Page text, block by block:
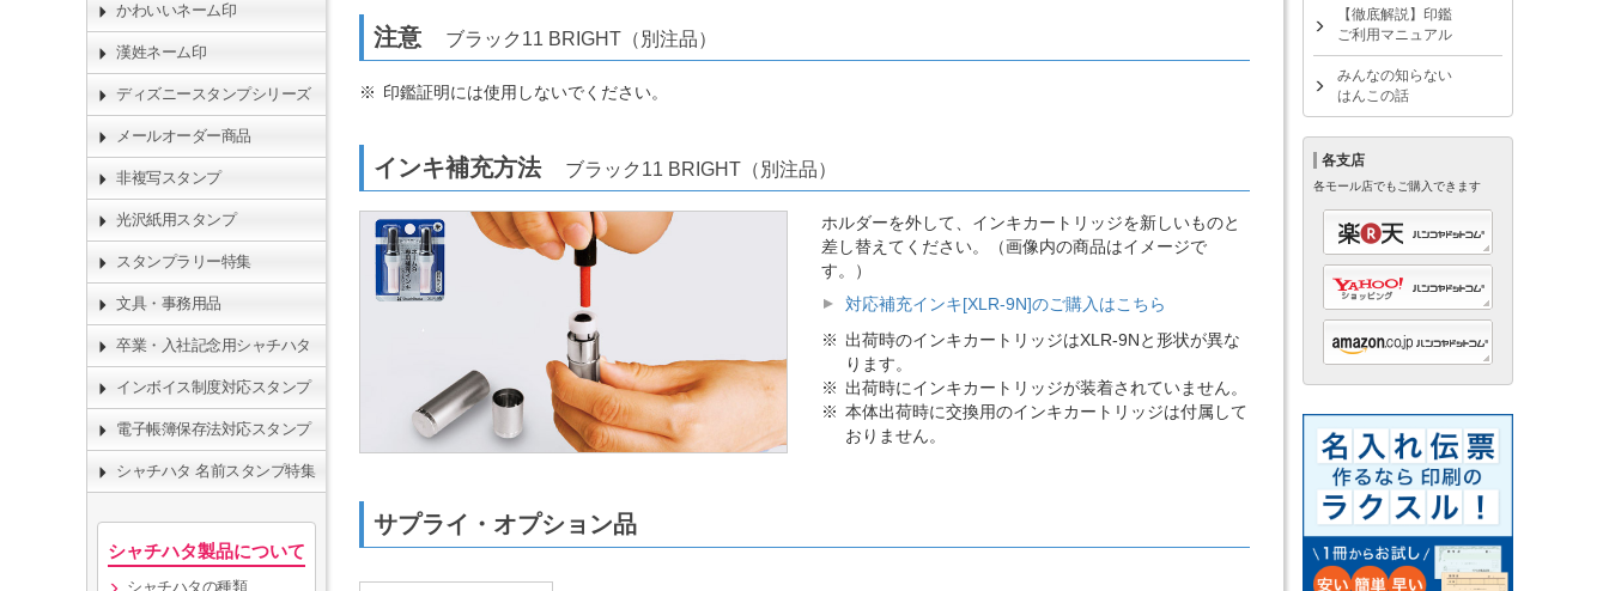
注意 ブラック11 BRIGHT（別注品）
印鑑証明には使用しないでください。
インキ補充方法 ブラック11 BRIGHT（別注品）
ホルダーを外して、インキカートリッジを新しいものと
差し替えてください。（画像内の商品はイメージで
す。）
対応補充インキ[XLR-9N]のご購入はこちら
出荷時のインキカートリッジはXLR-9Nと形状が異な
ります。
出荷時にインキカートリッジが装着されていません。
本体出荷時に交換用のインキカートリッジは付属して
おりません。
サプライ・オプション品
かわいいネーム印
漢姓ネーム印
ディズニースタンプシリーズ
メールオーダー商品
非複写スタンプ
光沢紙用スタンプ
スタンプラリー特集
文具・事務用品
卒業・入社記念用シャチハタ
インボイス制度対応スタンプ
電子帳簿保存法対応スタンプ
シャチハタ 名前スタンプ特集
シャチハタ製品について
シャチハタの種類
【徹底解説】印鑑
ご利用マニュアル
みんなの知らない
はんこの話
各支店
各モール店でもご購入できます